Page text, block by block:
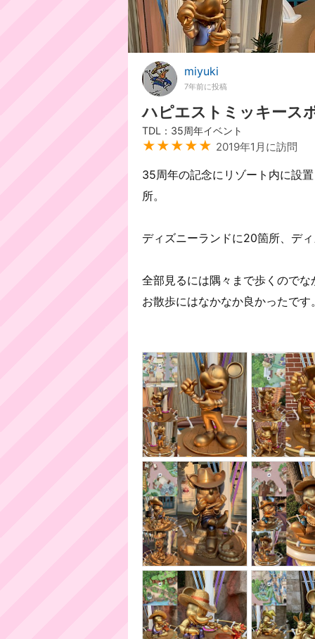
miyuki
7年前に投稿
ハピエストミッキース
TDL：35周年イベント
★★★★★ 2019年1月に訪問
35周年の記念にリゾート内に設
所。
ディズニーランドに20箇所、デ
全部見るには隅々まで歩くので
お散歩にはなかなか良かったです